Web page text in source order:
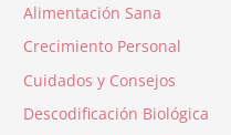
Alimentación Sana
Crecimiento Personal
Cuidados y Consejos
Descodificación Biológica